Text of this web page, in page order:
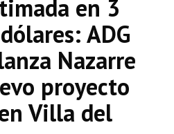
en 3
ADG
Nazarre
proyecto
Villa del